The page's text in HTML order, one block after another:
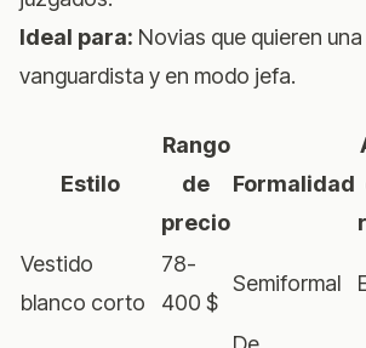
Ideal para: Novias que quieren
vanguardista y en modo jefa.
Estilo
Rango
de
precio
Formalidad
Vestido
blanco corto
78-
400 $
Semiformal